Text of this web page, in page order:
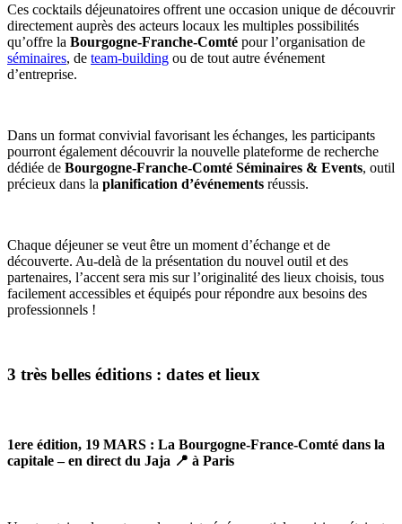
Ces cocktails déjeunatoires offrent une occasion unique de découvrir
directement auprès des acteurs locaux les multiples possibilités
qu’offre la Bourgogne-Franche-Comté pour l’organisation de
séminaires, de team-building ou de tout autre événement
d’entreprise.
Dans un format convivial favorisant les échanges, les participants
pourront également découvrir la nouvelle plateforme de recherche
dédiée de Bourgogne-Franche-Comté Séminaires & Events, outil
précieux dans la planification d’événements réussis.
Chaque déjeuner se veut être un moment d’échange et de
découverte. Au-delà de la présentation du nouvel outil et des
partenaires, l’accent sera mis sur l’originalité des lieux choisis, tous
facilement accessibles et équipés pour répondre aux besoins des
professionnels !
3 très belles éditions : dates et lieux
1ere édition, 19 MARS : La Bourgogne-France-Comté dans la
capitale – en direct du Jaja 📍 à Paris